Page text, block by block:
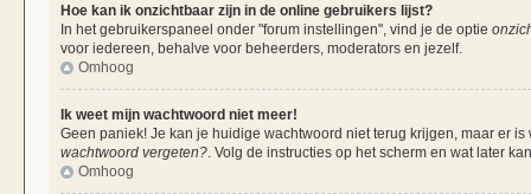
Hoe kan ik onzichtbaar zijn in de online gebruikers lijst?
In het gebruikerspaneel onder "forum instellingen", vind je de optie
voor iedereen, behalve voor beheerders, moderators en jezelf.
Omhoog
Ik weet mijn wachtwoord niet meer!
Geen paniek! Je kan je huidige wachtwoord niet terug krijgen, maar er
wachtwoord vergeten? . Volg de instructies op het scherm en wat later
Omhoog